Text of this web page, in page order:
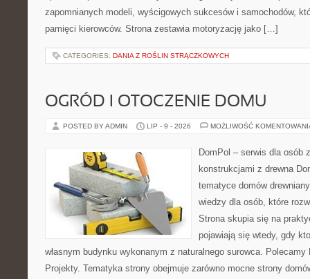
zapomnianych modeli, wyścigowych sukcesów i samochodów,
pamięci kierowców. Strona zestawia motoryzację jako […]
CATEGORIES: DANIA Z ROŚLIN STRĄCZKOWYCH
OGRÓD I OTOCZENIE DOMU
POSTED BY ADMIN LIP - 9 - 2026 MOŻLIWOŚĆ
DomPol – serwis dla osób
konstrukcjami z drewna
tematyce domów
wiedzy dla osób, które
Strona skupia się na
pojawiają się wtedy, gdy
własnym budynku wykonanym z naturalnego surowca.
Projekty. Tematyka strony obejmuje zarówno mocne strony